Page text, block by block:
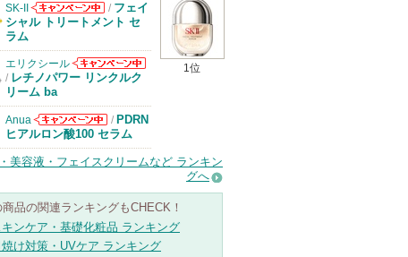
1位
SK-II
SK-IIからのお
/ フェイ
シャル トリートメント セ
ラム
エリクシール
エリクシールか
/ レチノパワー リンクルク
リーム ba
Anua
Anuaからのお
知らせがありま
す
/ PDRN
ヒアルロン酸100 セラム
美容液・フェイスクリームなど ランキン
グへ
商品の関連ランキングもCHECK！
キンケア・基礎化粧品 ランキング
焼け対策・UVケア ランキング